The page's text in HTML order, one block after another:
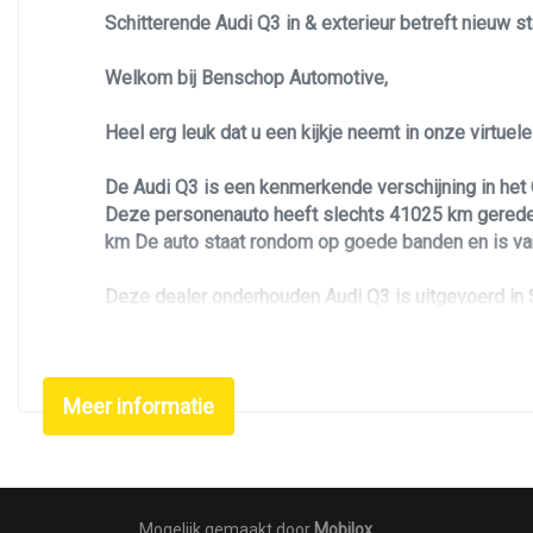
Metaalkleur
Navigatie
Parkeersensor achter
Parkeersensor voor
Trekhaak
Trekhaak elektrisch bedienbaar
Schitterende Audi Q3 in & exterieur betreft nieuw
Welkom bij Benschop Automotive,
Heel erg leuk dat u een kijkje neemt in onze
De Audi Q3 is een kenmerkende verschijning in
Deze personenauto heeft slechts 41025 km
km De auto staat rondom op goede banden en is
Deze dealer onderhouden Audi Q3 is uitgevoerd
buiten element voorzien van 19 inch quattro
de Audi Q3 voorzien van: schuifkantel /
functie, full Led Matrix verlichting, groot scherm
Mocht u na aanleiding van de advertentie nog
Meer informatie